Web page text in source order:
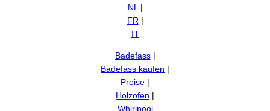
NL|
FR|
IT
Badefass|
Badefass kaufen |
Preise |
Holzofen |
Whirlpool